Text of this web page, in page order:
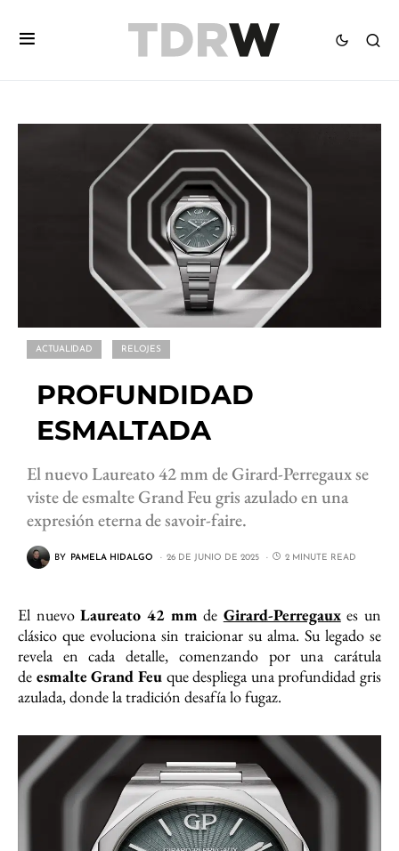
ACTUALIDAD RELOJES
PROFUNDIDAD
ESMALTADA
El nuevo Laureato 42 mm de Girard-Perregaux se
viste de esmalte Grand Feu gris azulado en una
expresión eterna de savoir-faire.
BY PAMELA HIDALGO 26 DE JUNIO DE 2025 2 MINUTE READ
El nuevoLaureato 42 mm de Girard-Perregauxes un
clásico que evoluciona sin traicionar su alma. Su legado se
revela en cada detalle, comenzando por una carátula
de esmalte Grand Feuque despliega una profundidad gris
azulada, donde la tradición desafía lo fugaz.